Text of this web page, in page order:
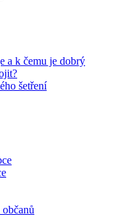
a k čemu je dobrý
šetření